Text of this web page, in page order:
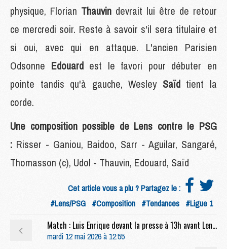
physique, Florian Thauvin devrait lui être de retour
ce mercredi soir. Reste à savoir s'il sera titulaire et
si oui, avec qui en attaque. L'ancien Parisien
Odsonne Edouard est le favori pour débuter en
pointe tandis qu'à gauche, Wesley Saïd tient la
corde.
Une composition possible de Lens contre le PSG
: Risser - Ganiou, Baidoo, Sarr - Aguilar, Sangaré,
Thomasson (c), Udol - Thauvin, Edouard, Saïd
Cet article vous a plu ? Partagez le :
#Lens/PSG #Composition #Tendances #Ligue 1
Match : Luis Enrique devant la presse à 13h avant Lens/PSG (live video)
mardi 12 mai 2026 à 12:55